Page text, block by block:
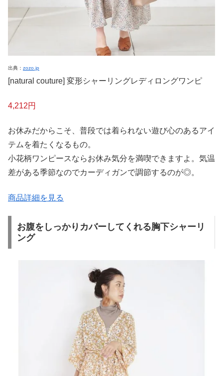
出典： zozo.jp
[natural couture] 変形シャーリングレディロングワンピ
4,212円
お休みだからこそ、普段では着られない遊び心のあるアイ
テムを着たくなるもの。
小花柄ワンピースならお休み気分を満喫できますよ。気温
差がある季節なのでカーディガンで調節するのが◎。
商品詳細を見る
お腹をしっかりカバーしてくれる胸下シャーリ
ング